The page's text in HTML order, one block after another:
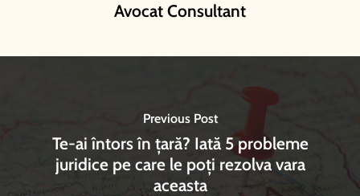
Avocat Consultant
Previous Post
Te-ai întors în țară? Iată 5 probleme
juridice pe care le poți rezolva vara
aceasta